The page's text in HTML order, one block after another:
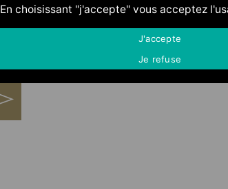
En choisissant "j'accepte" vous acceptez
J'accepte
Je refuse